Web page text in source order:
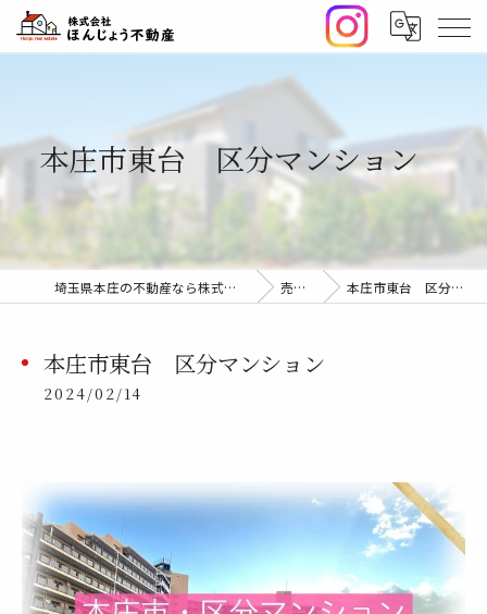
本庄市東台 区分マンション
埼玉県本庄の不動産なら株式会社ほんじょう不動産 売却事例 本庄市東台 区分マンション
本庄市東台 区分マンション
2024/02/14